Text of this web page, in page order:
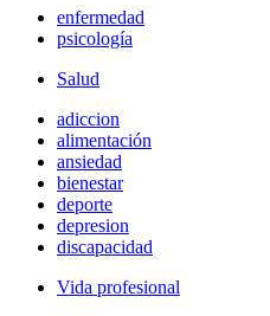
enfermedad
psicología
Salud
adiccion
alimentación
ansiedad
bienestar
deporte
depresion
discapacidad
Vida profesional